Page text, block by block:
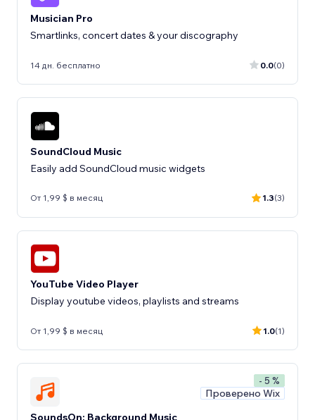
Musician Pro
Smartlinks, concert dates & your discography
14 дн. бесплатно 0.0(0)
SoundCloud Music
Easily add SoundCloud music widgets
От 1,99 $ в месяц 1.3(3)
YouTube Video Player
Display youtube videos, playlists and streams
От 1,99 $ в месяц 1.0(1)
- 5 %
Проверено Wix
SoundsOn: Background Music